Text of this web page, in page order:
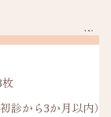
から3か月以内）